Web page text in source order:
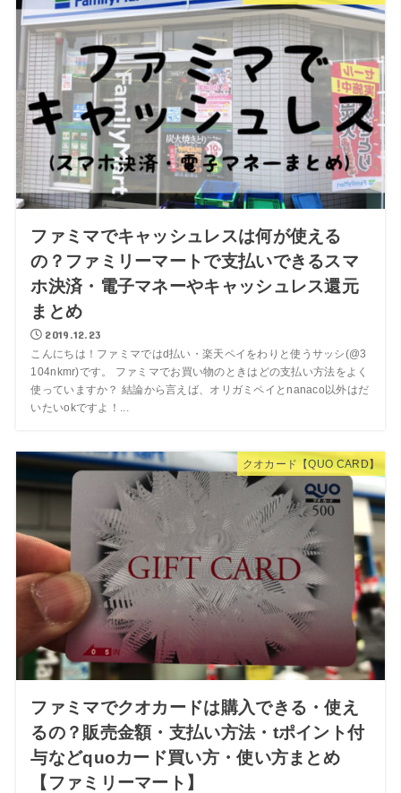
ファミマでキャッシュレスは何が使える
の？ファミリーマートで支払いできるスマ
ホ決済・電子マネーやキャッシュレス還元
まとめ
2019.12.23
こんにちは！ファミマではd払い・楽天ペイをわりと使うサッシ(@3
104nkmr)です。 ファミマでお買い物のときはどの支払い方法をよく
使っていますか？ 結論から言えば、オリガミペイとnanaco以外はだ
いたいokですよ！...
クオカード【QUO CARD】
ファミマでクオカードは購入できる・使え
るの？販売金額・支払い方法・tポイント付
与などquoカード買い方・使い方まとめ
【ファミリーマート】